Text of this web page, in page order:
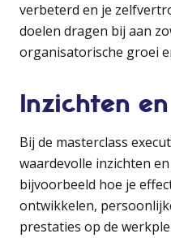
verbeterd en je
doelen dragen bij aan
organisatorische groei
Inzichten
Bij de masterclass
waardevolle inzichten
bijvoorbeeld hoe je
ontwikkelen,
prestaties op de